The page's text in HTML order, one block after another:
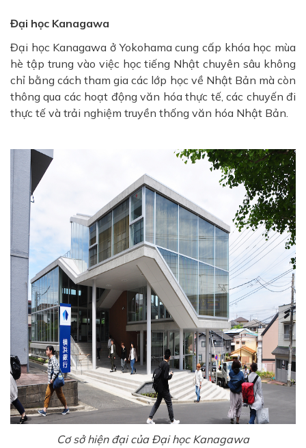
Đại học Kanagawa
Đại học Kanagawa ở Yokohama cung cấp khóa học mùa
hè tập trung vào việc học tiếng Nhật chuyên sâu không
chỉ bằng cách tham gia các lớp học về Nhật Bản mà còn
thông qua các hoạt động văn hóa thực tế, các chuyến đi
thực tế và trải nghiệm truyền thống văn hóa Nhật Bản.
Cơ sở hiện đại của Đại học Kanagawa